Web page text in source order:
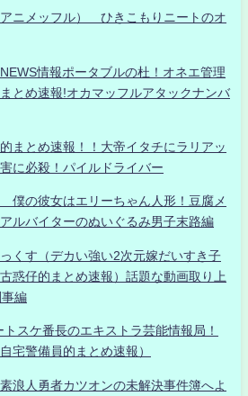
ニメッフル） ひきこもりニートのオ
情報ポータブルの杜！オネエ管理
とめ速報!オカマッフルアタックナンバ
まとめ速報！！大帝イタチにラリアッ
に必殺！パイルドライバー
僕の彼女はエリーちゃん人形！豆腐メ
ルバイターのぬいぐるみ男子末路編
くす（デカい強い2次元嫁だいすき子
惑仔的まとめ速報）話題な動画取り上
編
スケ番長のエキストラ芸能情報局！
宅警備員的まとめ速報）
浪人勇者カツオンの未解決事件簿へよ